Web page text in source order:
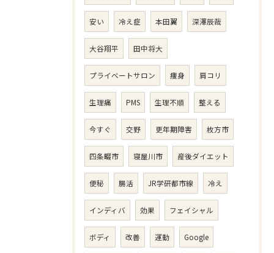
安い 冷え症 本田翼 深澤辰哉
大谷翔平 田中将大
プライベートサロン 痩身 肩コリ
生理痛 PMS 生理不順 整える
今すぐ 交野 更年期障害 枚方市
四条畷市 寝屋川市 産後ダイエット
便秘 腸活 JR学研都市線 冷え
インディバ 効果 フェイシャル
ボディ 改善 運動 Google